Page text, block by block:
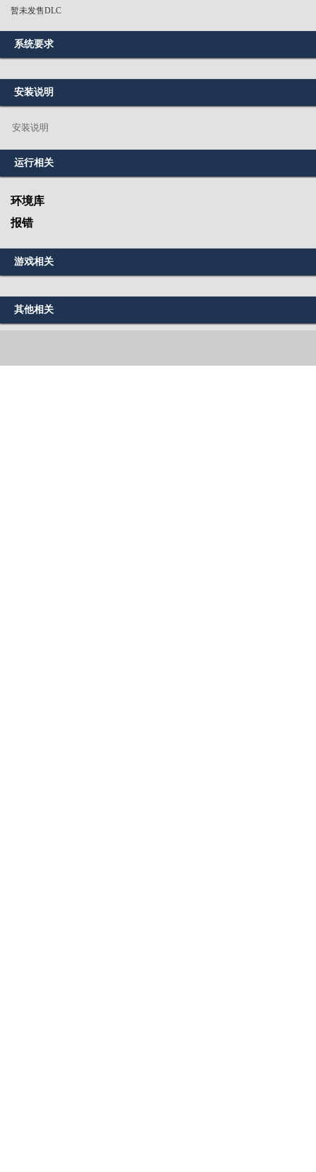
暂未发售DLC
系统要求
安装说明
安装说明
运行相关
环境库
报错
游戏相关
其他相关